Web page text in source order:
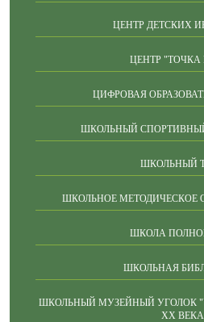
ЦЕНТР ДЕТСКИХ
ЦЕНТР "ТОЧКА
ЦИФРОВАЯ
ШКОЛЬНЫЙ
ШКОЛЬНЫЙ
ШКОЛЬНОЕ МЕТОДИЧЕСКОЕ
ШКОЛА
ШКОЛЬНАЯ
ШКОЛЬНЫЙ МУЗЕЙНЫЙ УГОЛОК
ХХ